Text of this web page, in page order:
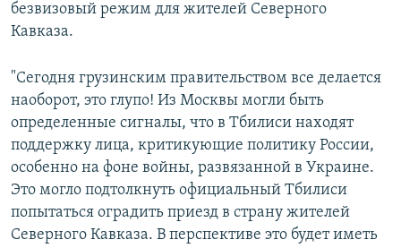
безвизовый режим для жителей Северного
Кавказа.
"Сегодня грузинским правительством все делается
наоборот, это глупо! Из Москвы могли быть
определенные сигналы, что в Тбилиси находят
поддержку лица, критикующие политику России,
особенно на фоне войны, развязанной в Украине.
Это могло подтолкнуть официальный Тбилиси
попытаться оградить приезд в страну жителей
Северного Кавказа. В перспективе это будет иметь